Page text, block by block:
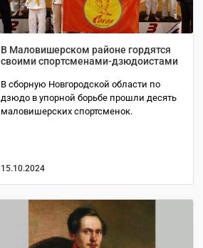
В Маловишерском районе гордятся
своими спортсменами-дзюдоистами
В сборную Новгородской области по
дзюдо в упорной борьбе прошли десять
маловишерских спортсменок.
15.10.2024